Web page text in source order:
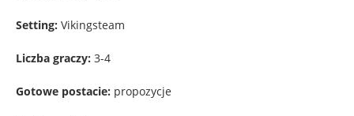
Setting: Vikingsteam
Liczba graczy: 3-4
Gotowe postacie: propozycje